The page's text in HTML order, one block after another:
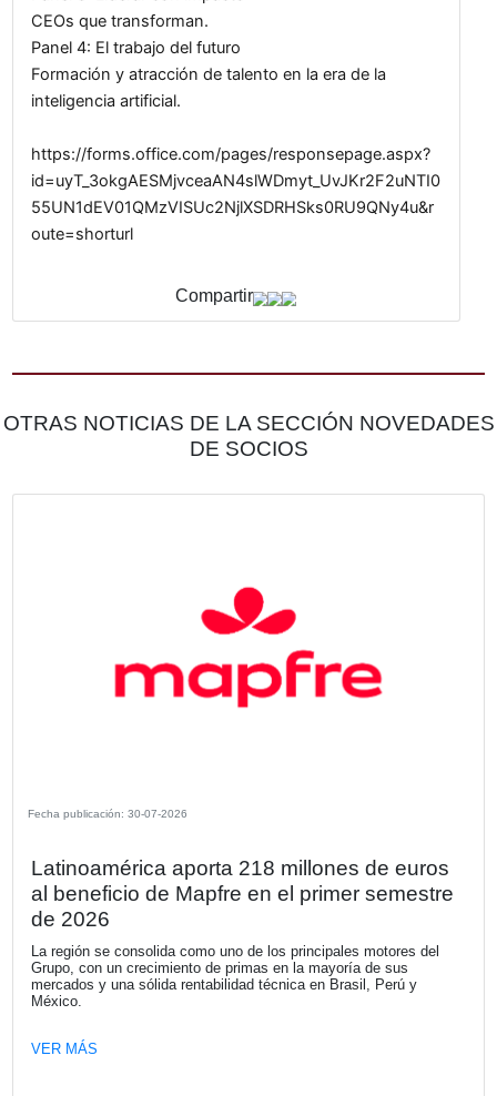
Durante la jornada se desarrollarán los siguientes
paneles:
Panel 1: El mundo como escenario
Claves geopolíticas y económicas para entender
presente.
Panel 2: Argentina Emergente
Perspectivas políticas y económicas en tiempos
Panel 3: Liderar con impacto
Panel 4: El trabajo del futuro
Formación y atracción de talento en la era de la
inteligencia artificial.
Compartir
DE SOCIOS